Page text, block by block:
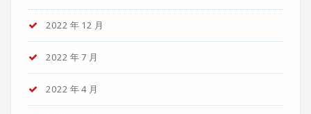
2022 年 12 月
2022 年 7 月
2022 年 4 月